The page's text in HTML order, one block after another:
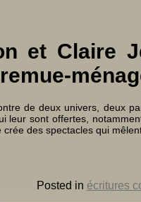
et Claire
de deux univers, deux
leur sont offertes,
des spectacles qui
Posted in écritures